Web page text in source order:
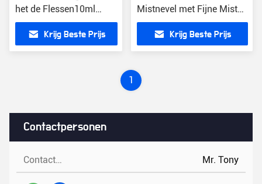
Contactpersonen
Contactpersonen: Mr. Tony
het de Flessen10ml
30ml Navulbare Glas
van de het Parfumnevel
de Flessenverstuiver
Krijg Beste Prijs
Mistnevel met Fijne Mist
bespuiten Pompen 2ml
3ml 5ml 10mlKrijg Beste Prijs
1